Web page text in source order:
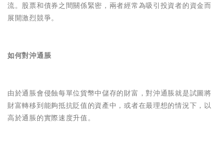
流。股票和債券之間關係緊密，兩者經常為吸引投資者的資金而
展開激烈競爭。
如何對沖通脹
由於通脹會侵蝕每單位貨幣中儲存的財富，對沖通脹就是試圖將
財富轉移到能夠抵抗貶值的資產中，或者在最理想的情況下，以
高於通脹的實際速度升值。